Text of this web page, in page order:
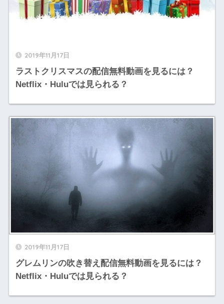
2019年11月17日
ラストクリスマスの配信無料動画を見るには？
Netflix・Huluでは見られる？
2019年11月17日
グレムリンの吹き替え配信無料動画を見るには？
Netflix・Huluでは見られる？